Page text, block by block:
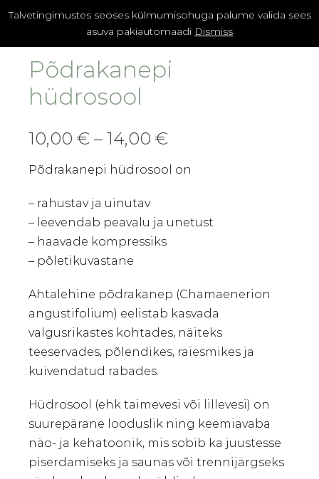
Skip
content
Shopping
Cart
0Items
Põdrakanepi
hüdrosool
10,00 € – 14,00 €
Põdrakanepi hüdrosool on
– rahustav ja uinutav
– leevendab peavalu ja unetust
– haavade kompressiks
– põletikuvastane
Ahtalehine põdrakanep (Chamaenerion
angustifolium) eelistab kasvada
valgusrikastes kohtades, näiteks
teeservades, põlendikes, raiesmikes ja
kuivendatud rabades.
Hüdrosool (ehk taimevesi või lillevesi) on
suurepärane looduslik ning keemiavaba
näo- ja kehatoonik, mis sobib ka juustesse
piserdamiseks ja saunas või trennijärgseks
Talvetingimustes seoses külmumisohuga palume valida sees
asuva pakiautomaadi Dismiss